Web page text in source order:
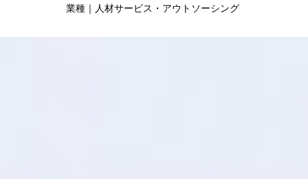
（
業種｜人材サービス・アウトソーシング